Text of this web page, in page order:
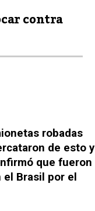
contra
robadas
de esto y
que fueron
Brasil por el